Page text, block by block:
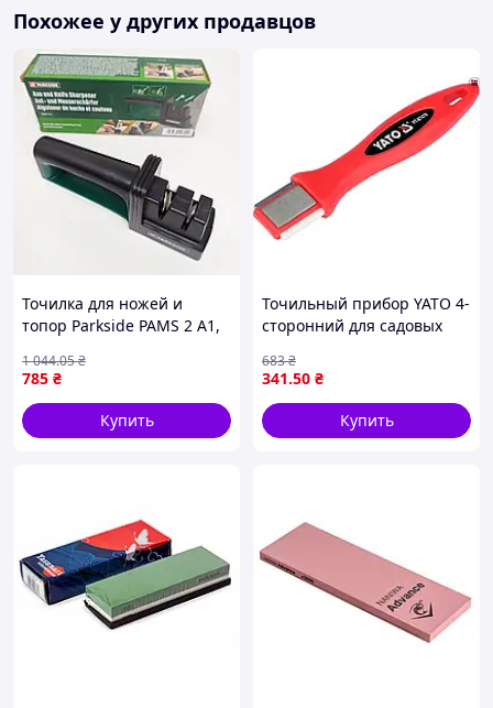
Похожее у других продавцов
Точилка для ножей и
топор Parkside PAMS 2 A1,
направляющие
эргономичная
нескользящая ручка YA-12
хорошее
785 ₴
1 044.05₴
Купить
Точильный прибор YATO 4-
сторонний для садовых
секаторов с алмазными и
вольфрамовыми
поверхностями
341.50 ₴
683₴
Купить